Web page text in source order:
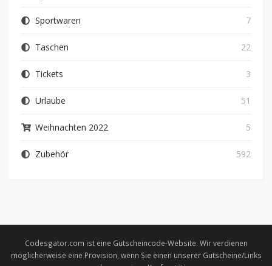
Sportwaren 7
Taschen 22
Tickets 3
Urlaube 51
Weihnachten 2022 5
Zubehör 592
Codesgator.com ist eine Gutscheincode-Website. Wir verdienen
möglicherweise eine Provision, wenn Sie einen unserer Gutscheine/Links